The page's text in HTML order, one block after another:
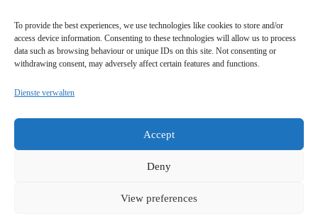
To provide the best experiences, we use technologies like cookies to store and/or
access device information. Consenting to these technologies will allow us to process
data such as browsing behaviour or unique IDs on this site. Not consenting or
withdrawing consent, may adversely affect certain features and functions.
Dienste verwalten
Accept
Deny
View preferences